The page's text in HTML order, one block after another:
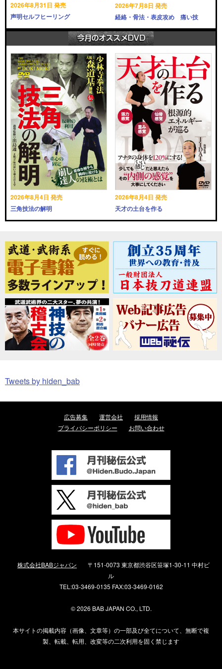
2026年8月31日 発売
声明セルフヒーリング
2026年7月8日 発売
経絡・骨法・表皮攻め 痛い技
2026年8月4日 発売
三角技法の解明
2026年8月4日 発売
天才の土台を作る
Tweets by hiden_bab
広告募集 運営会社
採用情報
プライバシーポリシー
お問い合わせ
株式会社BABジャパン
〒151-0073 東京都渋谷区笹塚1-30-11 中村ビ
ル
TEL:03-3469-0135 FAX:03-3469-0162
©2026 BAB JAPAN CO., LTD.
本サイトの掲載内容（画像、文章等）の一部及び全てについて、無断で複
製、転載、転用、改変等の二次利用を固く禁じます